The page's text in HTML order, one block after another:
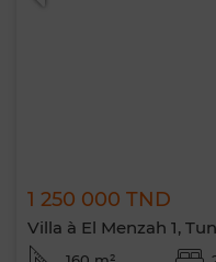
1 250 000 TND
Villa à El Menzah 1,